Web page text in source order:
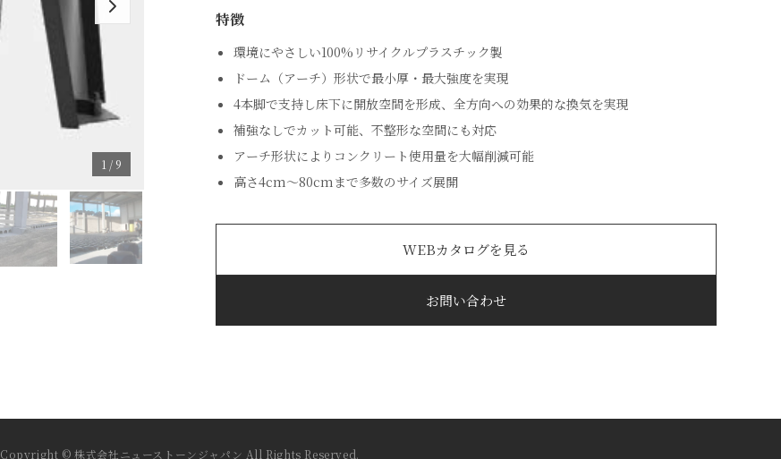
1 / 9
特徴
環境にやさしい100%リサイクルプラスチック製
ドーム（アーチ）形状で最小厚・最大強度を実現
4本脚で支持し床下に開放空間を形成、全方向への効果的な換気を実現
補強なしでカット可能、不整形な空間にも対応
アーチ形状によりコンクリート使用量を大幅削減可能
高さ4cm〜80cmまで多数のサイズ展開
WEBカタログを見る
お問い合わせ
Copyright © 株式会社ニューストーンジャパン All Rights Reserved.